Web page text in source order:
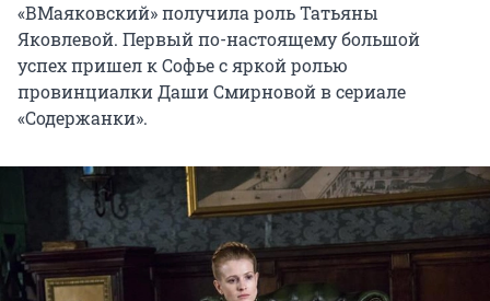
«ВМаяковский» получила роль Татьяны
Яковлевой. Первый по-настоящему большой
успех пришел к Софье с яркой ролью
провинциалки Даши Смирновой в сериале
«Содержанки».